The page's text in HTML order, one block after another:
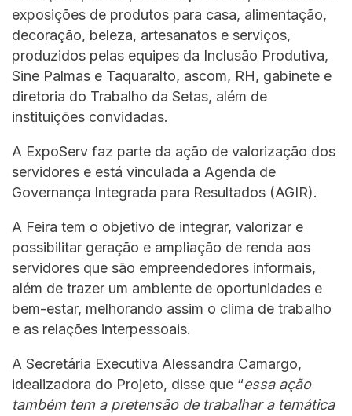
exposições de produtos para casa, alimentação,
decoração, beleza, artesanatos e serviços,
produzidos pelas equipes da Inclusão Produtiva,
Sine Palmas e Taquaralto, ascom, RH, gabinete e
diretoria do Trabalho da Setas, além de
instituições convidadas.
A ExpoServ faz parte da ação de valorização dos
servidores e está vinculada a Agenda de
Governança Integrada para Resultados (AGIR).
A Feira tem o objetivo de integrar, valorizar e
possibilitar geração e ampliação de renda aos
servidores que são empreendedores informais,
além de trazer um ambiente de oportunidades e
bem-estar, melhorando assim o clima de trabalho
e as relações interpessoais.
A Secretária Executiva Alessandra Camargo,
idealizadora do Projeto, disse que “essa ação
também tem a pretensão de trabalhar a temática